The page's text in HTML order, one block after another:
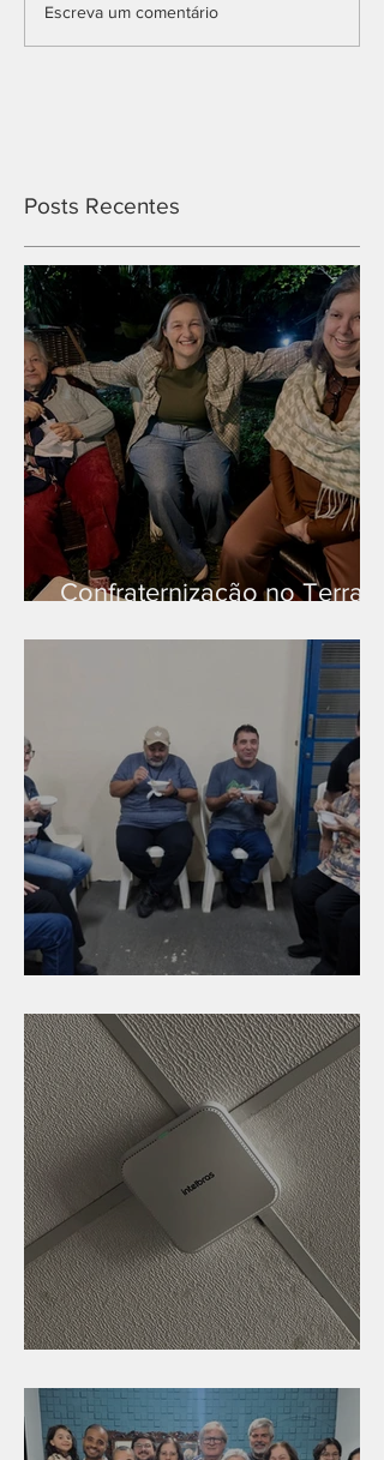
Escreva um comentário
Posts Recentes
Confraternização no Terra